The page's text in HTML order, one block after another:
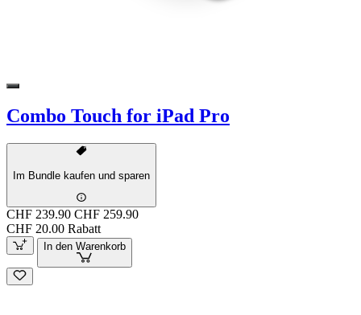
Combo Touch for iPad Pro
Im Bundle kaufen und sparen
CHF 239.90 CHF 259.90
CHF 20.00 Rabatt
In den Warenkorb